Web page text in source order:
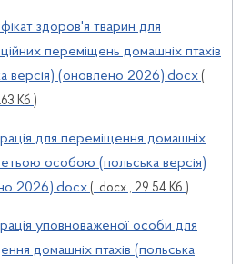
здоров'я тварин для
переміщень домашніх птахів
версія) (оновлено 2026).docx (
Кб )
для переміщення домашніх
особою (польська версія)
2026).docx ( .docx , 29.54 Кб )
уповноваженої особи для
домашніх птахів (польська